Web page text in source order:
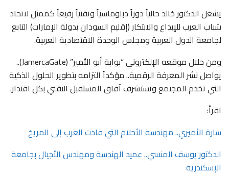
يشغل الدكتور خالد حالياً دوراً دبلوماسياً وتقنياً رفيعاً كممثل لاتحاد
شباب العرب للإبداع والابتكار (إقليم السودان بدولة الإمارات) التابع
لجامعة الدول العربية ومجلس الوحدة الاقتصادية العربية.
ومن خلال موقعه الإلكتروني “بوابة أبو الأمير” (JamercaGate)..
يواصل نشر المعرفة الرقمية.. مؤكداً التزامه بتطوير الحلول الذكية
التي تخدم المجتمع وتستشرف آفاق المستقبل التقني بكل اقتدار.
اقرأ:
سارة الأميري.. مهندسة الأحلام التي قادت العرب إلى المريخ
الدكتور يوسف المنسي.. عميد الهندسة ومهندس الأجيال بجامعة
الإسكندرية